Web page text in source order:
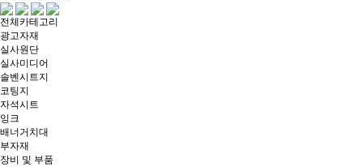
전체카테고리
광고자재
실사원단
실사미디어
솔벤시트지
코팅지
자석시트
잉크
배너거치대
부자재
장비 및 부품